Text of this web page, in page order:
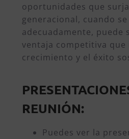
oportunidades que
generacional, cuando
adecuadamente, puede
ventaja competitiva que
crecimiento y el éxito
REUNIÓN:
Puedes ver la